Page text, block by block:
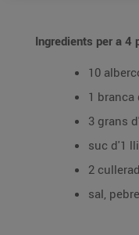
Ingredients per a 4
10
1
3 grans
suc d'1
2
sal,